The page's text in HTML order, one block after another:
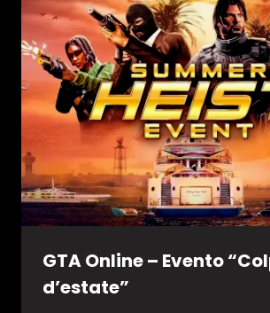
GTA Online – Evento
d’estate”